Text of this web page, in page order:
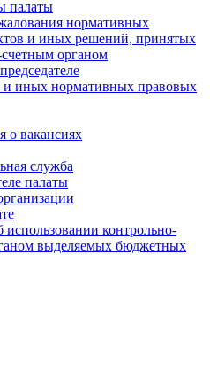
палаты
нормативных
и иных решений, принятых
органом
и иных нормативных правовых
о вакансиях
служба
палаты
использовании контрольно-
выделяемых бюджетных